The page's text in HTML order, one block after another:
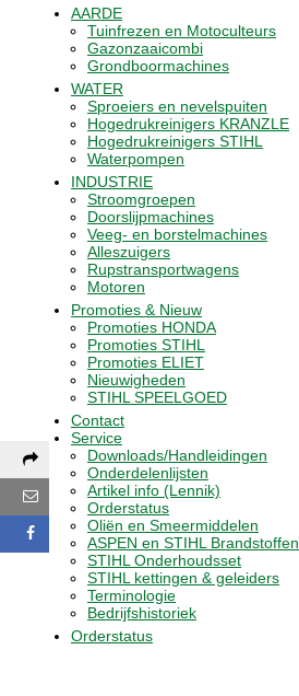
AARDE
Tuinfrezen en Motoculteurs
Gazonzaaicombi
Grondboormachines
WATER
Sproeiers en nevelspuiten
Hogedrukreinigers KRANZLE
Hogedrukreinigers STIHL
Waterpompen
INDUSTRIE
Stroomgroepen
Doorslijpmachines
Veeg- en borstelmachines
Alleszuigers
Rupstransportwagens
Motoren
Promoties & Nieuw
Promoties HONDA
Promoties STIHL
Promoties ELIET
Nieuwigheden
STIHL SPEELGOED
Contact
Service
Downloads/Handleidingen
Onderdelenlijsten
Artikel info (Lennik)
Orderstatus
Oliën en Smeermiddelen
ASPEN en STIHL Brandstoffen
STIHL Onderhoudsset
STIHL kettingen & geleiders
Terminologie
Bedrijfshistoriek
Orderstatus
Deel deze pagina via:
E-mail
Facebook